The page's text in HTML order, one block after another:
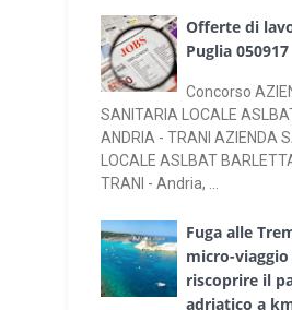
Offerte di
Puglia 050917
Concorso
SANITARIA LOCALE
ANDRIA - TRANI AZIENDA
LOCALE ASLBAT
TRANI - Andria, ...
Fuga alle
micro-
riscoprire il
adriatico a